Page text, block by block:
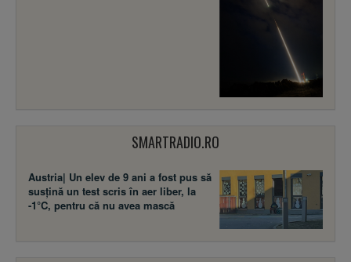
SMARTRADIO.RO
Austria| Un elev de 9 ani a fost pus să
susţină un test scris în aer liber, la
-1°C, pentru că nu avea mască